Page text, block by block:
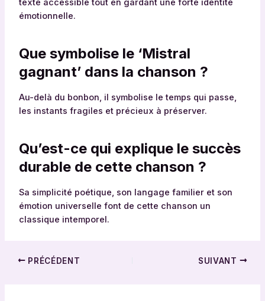
texte accessible tout en gardant une forte identité
émotionnelle.
Que symbolise le ‘Mistral
gagnant’ dans la chanson ?
Au-delà du bonbon, il symbolise le temps qui passe,
les instants fragiles et précieux à préserver.
Qu’est-ce qui explique le succès
durable de cette chanson ?
Sa simplicité poétique, son langage familier et son
émotion universelle font de cette chanson un
classique intemporel.
PRÉCÉDENT SUIVANT